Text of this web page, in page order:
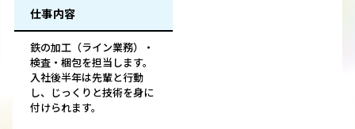
仕事内容
鉄の加工（ライン業務）・
検査・梱包を担当します。
入社後半年は先輩と行動
し、じっくりと技術を身に
付けられます。